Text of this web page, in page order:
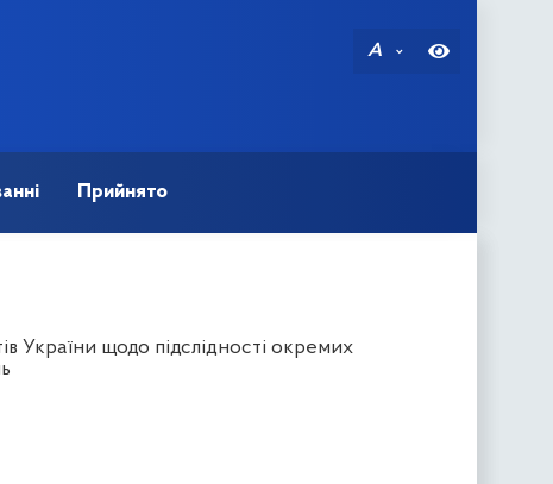
A
Прийнято
України щодо підслідності окремих